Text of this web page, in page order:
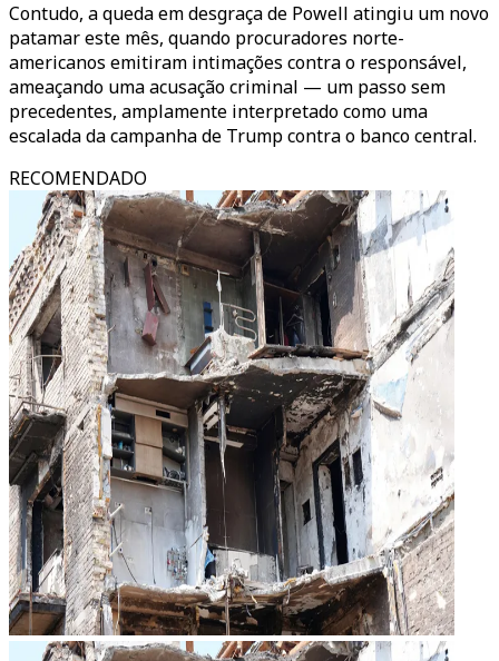
Contudo, a queda em desgraça de Powell atingiu um novo
patamar este mês, quando procuradores norte-
americanos emitiram intimações contra o responsável,
ameaçando uma acusação criminal — um passo sem
precedentes, amplamente interpretado como uma
escalada da campanha de Trump contra o banco central.
RECOMENDADO